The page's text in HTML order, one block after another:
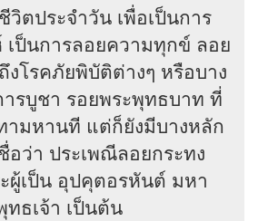
ตประจำวัน เพื่อเป็นการ
เป็นการลอยความทุกข์ ลอย
งโรคภัยพิบัติต่างๆ หรือบาง
ารบูชา รอยพระพุทธบาท ที่
มหานที แต่ก็ยังมีบางหลัก
อว่า ประเพณีลอยกระทง
ผู้เป็น อุปคุตอรหันต์ มหา
ธเจ้า เป็นต้น